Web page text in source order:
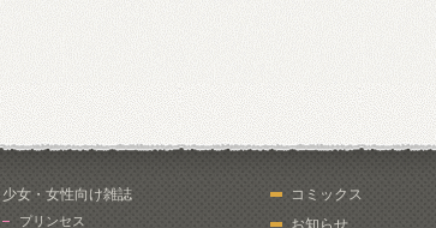
少女・女性向け雑誌
プリンセス
コミックス
お知らせ